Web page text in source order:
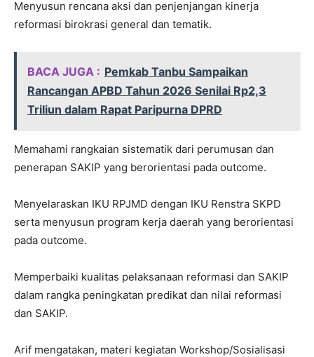
Menyusun rencana aksi dan penjenjangan kinerja
reformasi birokrasi general dan tematik.
BACA JUGA : Pemkab Tanbu Sampaikan
Rancangan APBD Tahun 2026 Senilai Rp2,3
Triliun dalam Rapat Paripurna DPRD
Memahami rangkaian sistematik dari perumusan dan
penerapan SAKIP yang berorientasi pada outcome.
Menyelaraskan IKU RPJMD dengan IKU Renstra SKPD
serta menyusun program kerja daerah yang berorientasi
pada outcome.
Memperbaiki kualitas pelaksanaan reformasi dan SAKIP
dalam rangka peningkatan predikat dan nilai reformasi
dan SAKIP.
Arif mengatakan, materi kegiatan Workshop/Sosialisasi